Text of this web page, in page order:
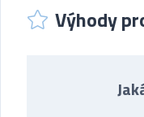
Výhody